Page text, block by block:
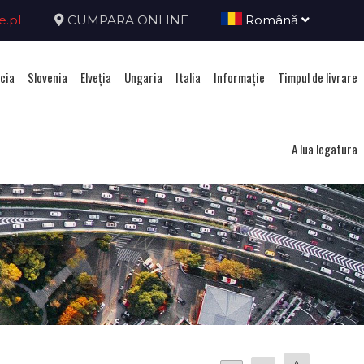
CUMPARA ONLINE Română
Slovenia Elveţia Ungaria Italia Informație Timpul de livrare
A lua legatura